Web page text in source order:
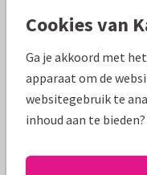
Mooie extra's bij
Cookies van
Ga je akkoord met
apparaat om de
websitegebruik te
inhoud aan te bieden?